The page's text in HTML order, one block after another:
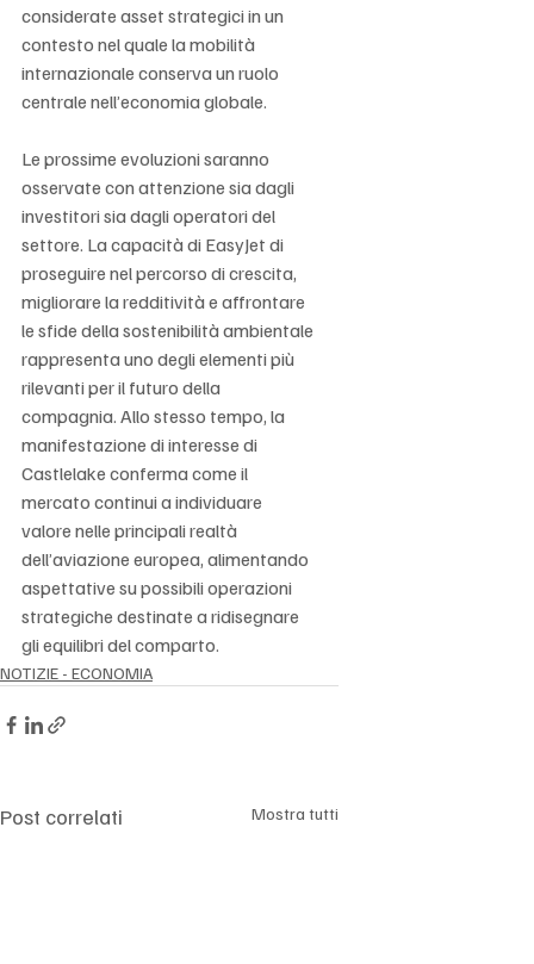
considerate asset strategici in un
contesto nel quale la mobilità
internazionale conserva un ruolo
centrale nell’economia globale.
Le prossime evoluzioni saranno
osservate con attenzione sia dagli
investitori sia dagli operatori del
settore. La capacità di EasyJet di
proseguire nel percorso di crescita,
migliorare la redditività e affrontare
le sfide della sostenibilità ambientale
rappresenta uno degli elementi più
rilevanti per il futuro della
compagnia. Allo stesso tempo, la
manifestazione di interesse di
Castlelake conferma come il
mercato continui a individuare
valore nelle principali realtà
dell’aviazione europea, alimentando
aspettative su possibili operazioni
strategiche destinate a ridisegnare
gli equilibri del comparto.
NOTIZIE - ECONOMIA
Post correlati Mostra tutti